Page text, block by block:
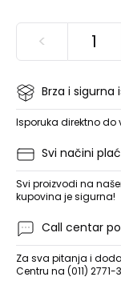
<
Brza i sigurna
Isporuka direktno do
Svi načini
Svi proizvodi na
kupovina je sigurna!
Call centar
Za sva pitanja i
Centru na (011)